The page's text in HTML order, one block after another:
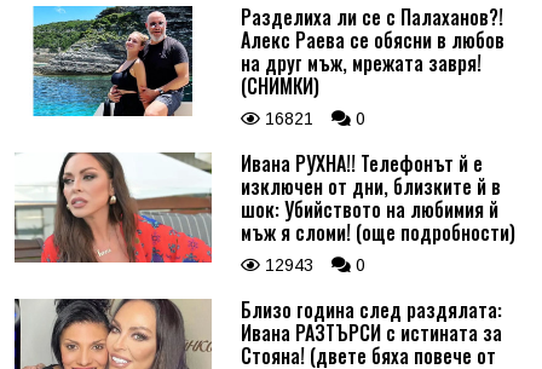
Разделиха ли се с Палаханов?!
Алекс Раева се обясни в любов
на друг мъж, мрежата завря!
(СНИМКИ)
16821 0
Ивана РУХНА!! Телефонът й е
изключен от дни, близките й в
шок: Убийството на любимия й
мъж я сломи! (още подробности)
12943 0
Близо година след раздялата:
Ивана РАЗТЪРСИ с истината за
Стояна! (двете бяха повече от